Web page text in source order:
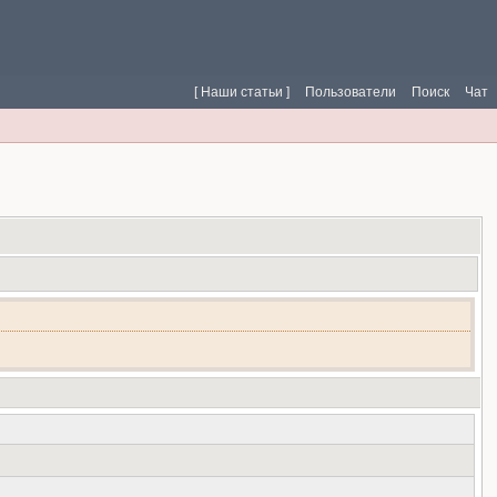
Чат
Поиск
Пользователи
[ Наши статьи ]